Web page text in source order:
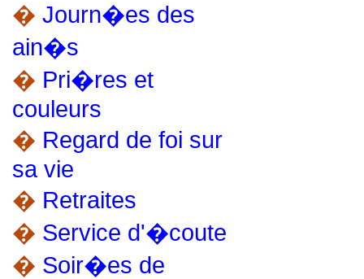
� Journ�es des
ain�s
� Pri�res et
couleurs
� Regard de foi sur
sa vie
� Retraites
� Service d'�coute
� Soir�es de